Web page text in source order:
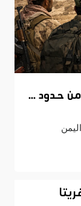
حدود ...